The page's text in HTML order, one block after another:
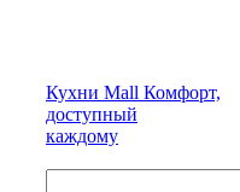
Кухни Mall Комфорт,
доступный
каждому